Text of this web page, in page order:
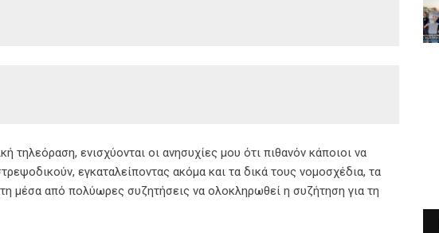
ενισχύονται οι ανησυχίες μου ότι πιθανόν κάποιοι να
εγκαταλείποντας ακόμα και τα δικά τους νομοσχέδια, τα
μέσα από πολύωρες συζητήσεις να ολοκληρωθεί η συζήτηση για τη